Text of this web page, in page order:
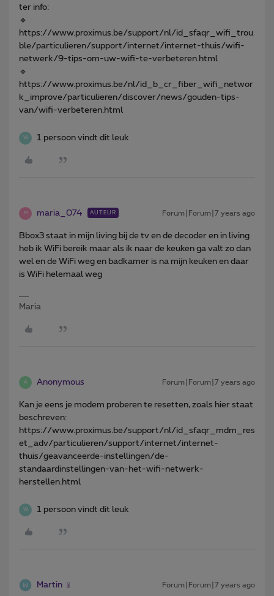
ter info:
🔹
https://www.proximus.be/support/nl/id_sfaqr_wifi_trou
ble/particulieren/support/internet/internet-thuis/wifi-
netwerk/9-tips-om-uw-wifi-te-verbeteren.html
🔹
https://www.proximus.be/nl/id_b_cr_fiber_wifi_networ
k_improve/particulieren/discover/news/gouden-tips-
van/wifi-verbeteren.html
W 1 persoon vindt dit leuk
M maria_074 AUTEUR Forum|Forum|7 years ago
Bbox3 staat in mijn living bij de tv en de decoder en in living
heb ik WiFi bereik maar als ik naar de keuken ga valt zo dan
wel en de WiFi weg en badkamer is na mijn keuken en daar
is WiFi helemaal weg
Maria
A Anonymous Forum|Forum|7 years ago
Kan je eens je modem proberen te resetten, zoals hier staat
beschreven:
https://www.proximus.be/support/nl/id_sfaqr_mdm_res
et_adv/particulieren/support/internet/internet-
thuis/geavanceerde-instellingen/de-
standaardinstellingen-van-het-wifi-netwerk-
herstellen.html
W 1 persoon vindt dit leuk
Martin Forum|Forum|7 years ago